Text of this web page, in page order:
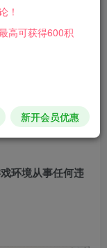
，需要的自己加
或社区寻求帮
环境从事任何违
！
高可获得600积
新开会员优惠